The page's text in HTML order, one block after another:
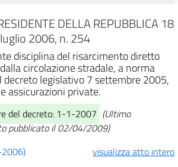
DELLA REPUBBLICA 18
luglio 2006, n. 254
disciplina del risarcimento diretto
circolazione stradale, a norma
legislativo 7 settembre 2005,
assicurazioni private.
del decreto: 1-1-2007 (Ultimo
pubblicato il 02/04/2009)
visualizza atto intero